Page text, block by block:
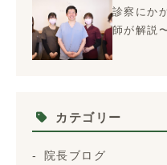
診察にか
師が解説
カテゴリー
院長ブログ